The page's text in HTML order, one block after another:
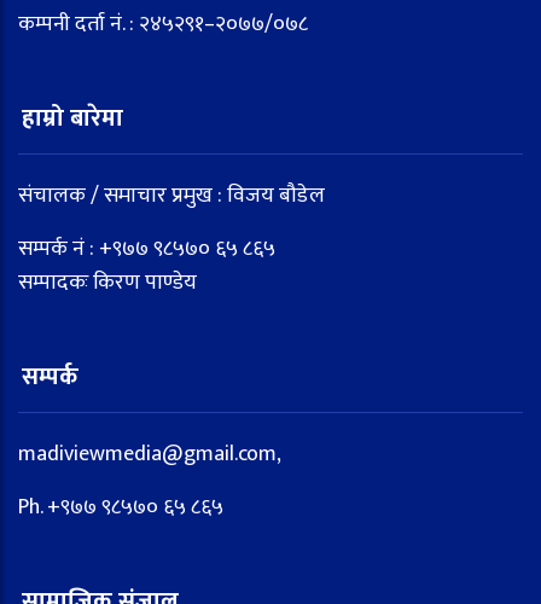
कम्पनी दर्ता नं. : २४५२९१–२०७७/०७८
हाम्रो बारेमा
संचालक / समाचार प्रमुख : विजय बौडेल
सम्पर्क नं : +९७७ ९८५७० ६५ ८६५
सम्पादकः किरण पाण्डेय
सम्पर्क
madiviewmedia@gmail.com,
Ph. +९७७ ९८५७० ६५ ८६५